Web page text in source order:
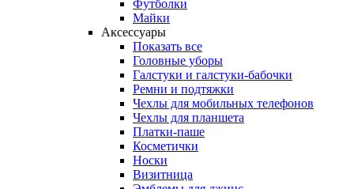
Футболки
Майки
Аксессуары
Показать все
Головные уборы
Галстуки и галстуки-бабочки
Ремни и подтяжки
Чехлы для мобильных телефонов
Чехлы для планшета
Платки-паше
Косметички
Носки
Визитница